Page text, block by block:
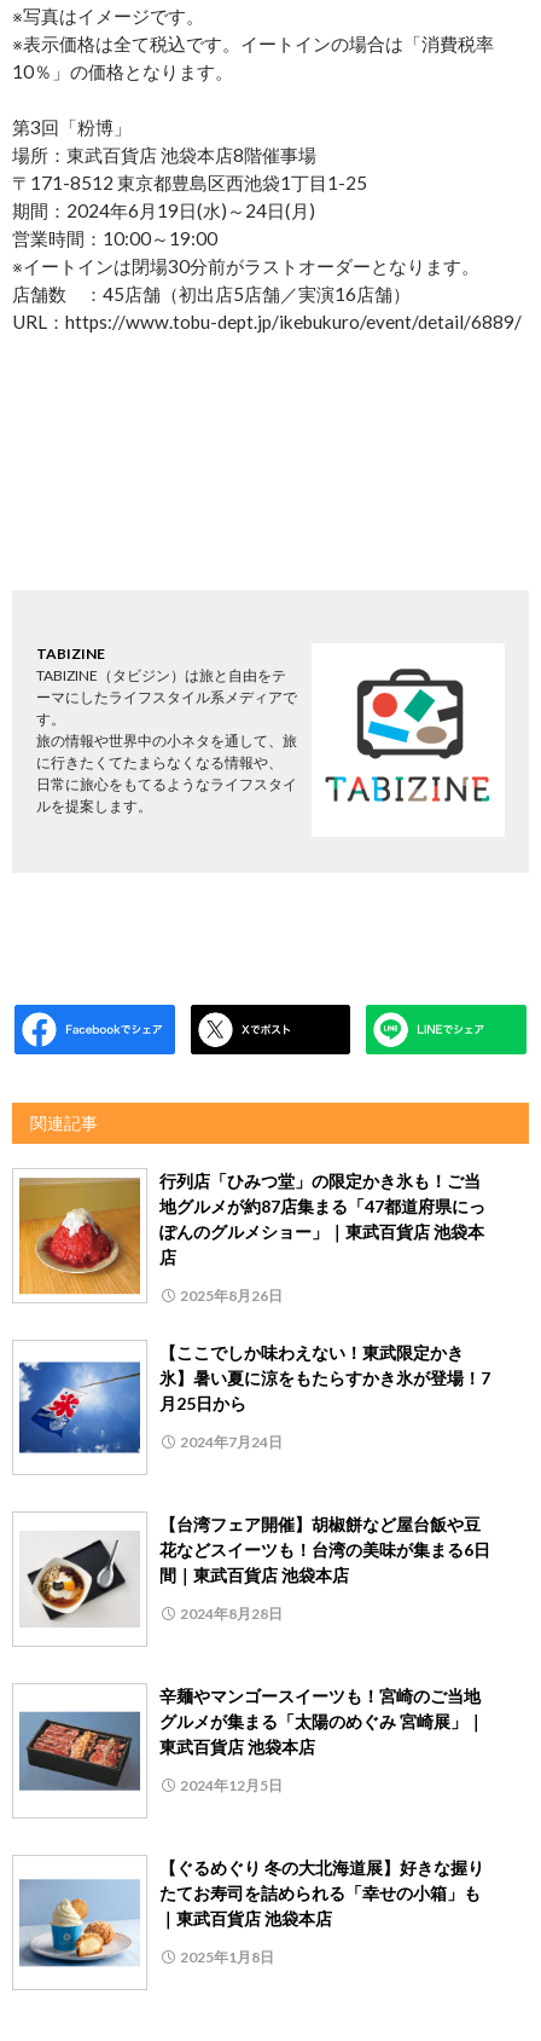
※写真はイメージです。
※表示価格は全て税込です。イートインの場合は「消費税率
10％」の価格となります。
第3回「粉博」
場所：東武百貨店 池袋本店8階催事場
〒171-8512 東京都豊島区西池袋1丁目1-25
期間：2024年6月19日(水)～24日(月)
営業時間：10:00～19:00
※イートインは閉場30分前がラストオーダーとなります。
店舗数 ：45店舗（初出店5店舗／実演16店舗）
URL：https://www.tobu-dept.jp/ikebukuro/event/detail/6889/
TABIZINE
TABIZINE（タビジン）は旅と自由をテ
ーマにしたライフスタイル系メディアで
す。
旅の情報や世界中の小ネタを通して、旅
に行きたくてたまらなくなる情報や、
日常に旅心をもてるようなライフスタイ
ルを提案します。
関連記事
行列店「ひみつ堂」の限定かき氷も！ご当
地グルメが約87店集まる「47都道府県にっ
ぽんのグルメショー」｜東武百貨店 池袋本
店
2025年8月26日
【ここでしか味わえない！東武限定かき
氷】暑い夏に涼をもたらすかき氷が登場！7
月25日から
2024年7月24日
【台湾フェア開催】胡椒餅など屋台飯や豆
花などスイーツも！台湾の美味が集まる6日
間｜東武百貨店 池袋本店
2024年8月28日
辛麺やマンゴースイーツも！宮崎のご当地
グルメが集まる「太陽のめぐみ 宮崎展」｜
東武百貨店 池袋本店
2024年12月5日
【ぐるめぐり 冬の大北海道展】好きな握り
たてお寿司を詰められる「幸せの小箱」も
｜東武百貨店 池袋本店
2025年1月8日